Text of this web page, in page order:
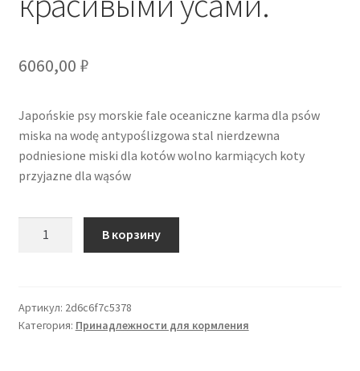
6060,00 ₽
Japońskie psy morskie fale oceaniczne karma dla psów
miska na wodę antypoślizgowa stal nierdzewna
podniesione miski dla kotów wolno karmiących koty
przyjazne dla wąsów
для
корма
В корзину
Артикул: 2d6c6f7c5378
Категория: Принадлежности для кормления